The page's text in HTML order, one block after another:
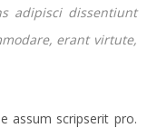
adipisci dissentiunt
erant virtute,
assum scripserit pro.